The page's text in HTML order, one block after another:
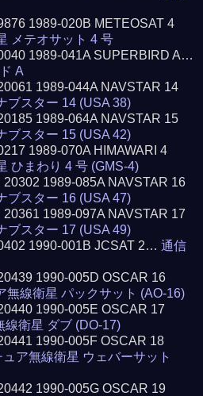
1989-020B METEOSAT 4
メテオサット 4 号
1989-041A SUPERBIRD A…
A
1989-044A NAVSTAR 14
ブスター 14 (USA 38)
1989-064A NAVSTAR 15
ブスター 15 (USA 42)
1989-070A HIMAWARI 4
ひまわり 4 号 (GMS-4)
20302 1989-085A NAVSTAR 16
ブスター 16 (USA 47)
20361 1989-097A NAVSTAR 17
ブスター 17 (USA 49)
1990-001B JCSAT 2…通信
1990-005D OSCAR 16
無線衛星 パックサット (AO-16)
1990-005E OSCAR 17
線衛星 ダブ (DO-17)
1990-005F OSCAR 18
ュア無線衛星 ウェバーサット
1990-005G OSCAR 19